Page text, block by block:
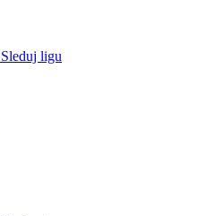
Sleduj ligu